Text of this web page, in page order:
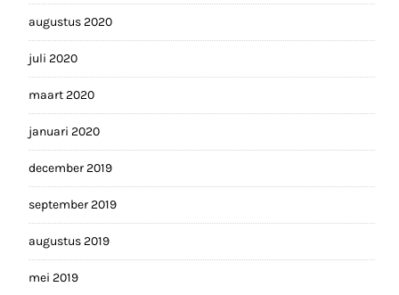
augustus 2020
juli 2020
maart 2020
januari 2020
december 2019
september 2019
augustus 2019
mei 2019